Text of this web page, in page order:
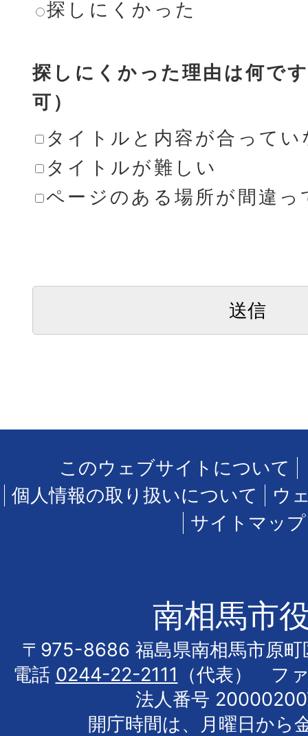
探しにくかった
探しにくかった理由は何で
可）
タイトルと内容が合ってい
タイトルが難しい
ページのある場所が間違っ
このウェブサイトについて
個人情報の取り扱いについて
ウ
サイトマップ
南相馬市
〒975-8686 福島県南相馬市原町
電話 0244-22-2111
（代表） フ
法人番号
開庁時間は、月曜日から